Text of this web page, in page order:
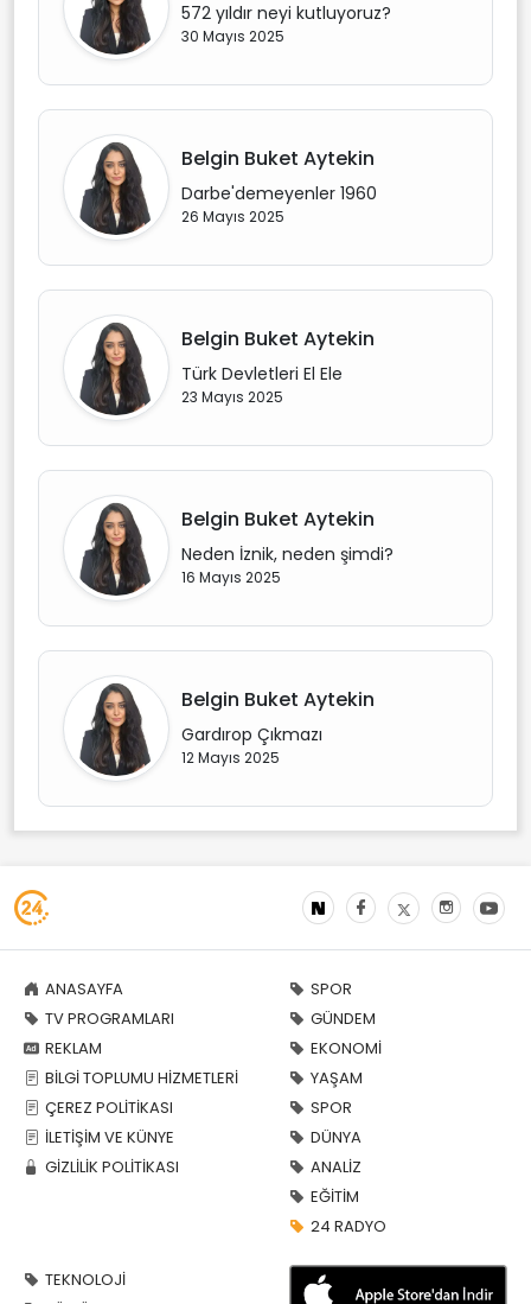
572 yıldır neyi kutluyoruz?
30 Mayıs 2025
Belgin Buket Aytekin
Darbe'demeyenler 1960
26 Mayıs 2025
Belgin Buket Aytekin
Türk Devletleri El Ele
23 Mayıs 2025
Belgin Buket Aytekin
Neden İznik, neden şimdi?
16 Mayıs 2025
Belgin Buket Aytekin
Gardırop Çıkmazı
12 Mayıs 2025
ANASAYFA
TV PROGRAMLARI
REKLAM
BİLGİ TOPLUMU HİZMETLERİ
ÇEREZ POLİTİKASI
İLETİŞİM VE KÜNYE
GİZLİLİK POLİTİKASI
SPOR
GÜNDEM
EKONOMİ
YAŞAM
SPOR
DÜNYA
ANALİZ
EĞİTİM
24 RADYO
TEKNOLOJİ